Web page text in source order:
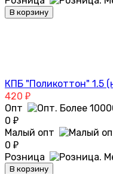
В корзину
КПБ "Поликоттон" 1.5
420 ₽
Опт
0 ₽
Малый опт
0 ₽
Розница
В корзину